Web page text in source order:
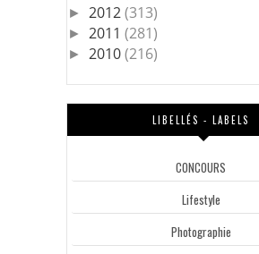
► 2012(313)
► 2011 (281)
► 2010(216)
LIBELLÉS - LABELS
CONCOURS
Lifestyle
Photographie